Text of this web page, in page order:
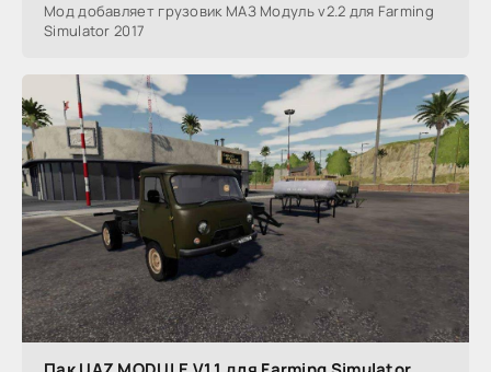
Мод добавляет грузовик МАЗ Модуль v2.2 для Farming
Simulator 2017